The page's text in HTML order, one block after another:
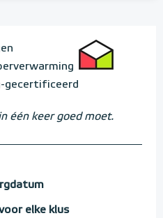
gecertificeerd
één keer goed moet.
elke klus